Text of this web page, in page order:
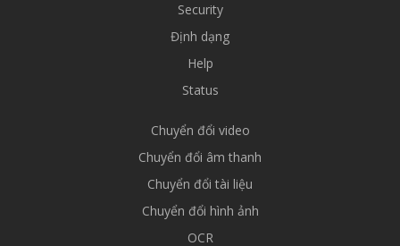
Security
Định dạng
Help
Status
Chuyển đổi video
Chuyển đổi âm thanh
Chuyển đổi tài liệu
Chuyển đổi hình ảnh
OCR